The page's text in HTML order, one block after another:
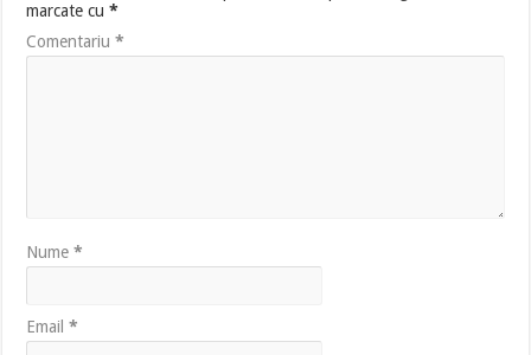
marcate cu*
Comentariu*
Nume*
Email*